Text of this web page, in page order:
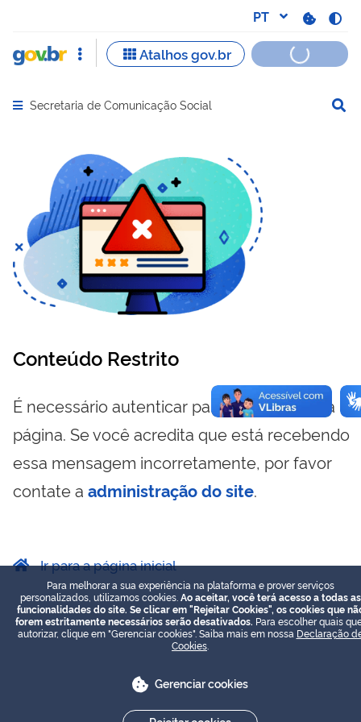
Abrir menu principal de navegação
Secretaria de Comunicação Social
Conteúdo Restrito
É necessário autenticar para visualizar essa
página. Se você acredita que está recebendo
essa mensagem incorretamente, por favor
contate a administração do site.
Ir para a página inicial
Para melhorar a sua experiência na plataforma e prover serviços
personalizados, utilizamos cookies. Ao aceitar, você terá acesso a todas as
funcionalidades do site. Se clicar em "Rejeitar Cookies", os cookies que
forem estritamente necessários serão desativados. Para escolher quais
autorizar, clique em "Gerenciar cookies". Saiba mais em nossa Declaração
Cookies
Gerenciar cookies